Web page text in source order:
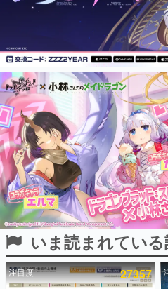
ピックアップ
電ファミのいま読まれている記事
アプリセール情報
インタビュー
連載・特集一覧
殿堂入り記事
SNS拡散数が数千以上
ど。多くの人々に読ま
事をまとめました。
いま読まれてい
注目度 27357